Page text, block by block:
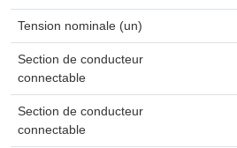
Tension nominale (un)
Section de conducteur
connectable
Section de conducteur
connectable